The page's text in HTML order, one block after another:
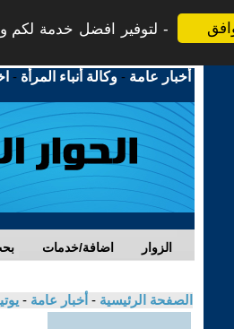
لتوفير افضل خدمة لكم
أخبار عامة -وكالة أنباء المرأة -
اضافة/خدمات الزوار
الصفحة الرئيسية - أخبار عامة -